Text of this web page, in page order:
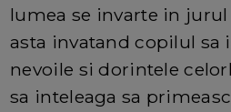
lumea se invarte in
asta invatand copilul sa
nevoile si dorintele
sa inteleaga sa